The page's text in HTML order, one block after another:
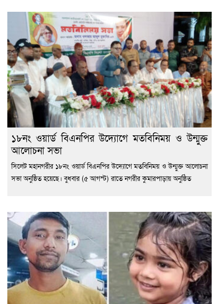
১৮নং ওয়ার্ড বিএনপির উদ্যোগে মতবিনিময় ও উন্মুক্ত
আলোচনা সভা
সিলেট মহানগরীর ১৮নং ওয়ার্ড বিএনপির উদ্যোগে মতবিনিময় ও উন্মুক্ত আলোচনা
সভা অনুষ্ঠিত হয়েছে। বুধবার (৫ আগস্ট) রাতে নগরীর কুমারপাড়ায় অনুষ্ঠিত